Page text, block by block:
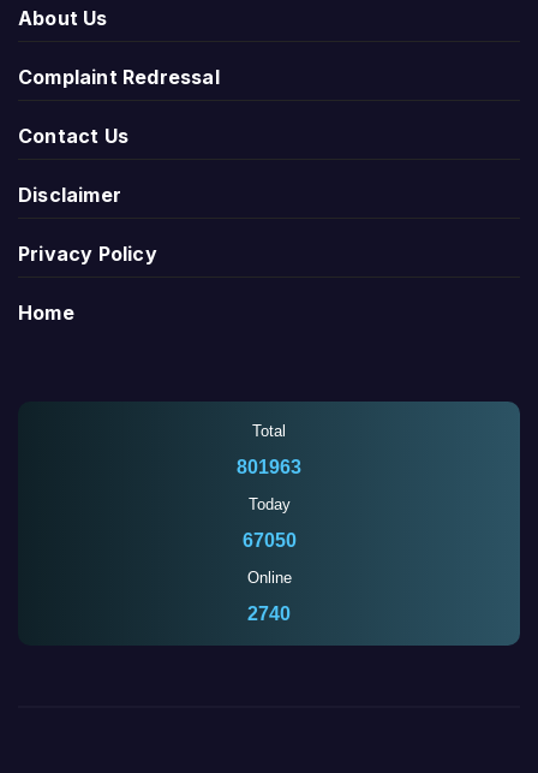
About Us
Complaint Redressal
Contact Us
Disclaimer
Privacy Policy
Home
Total
801963
Today
67050
Online
2735